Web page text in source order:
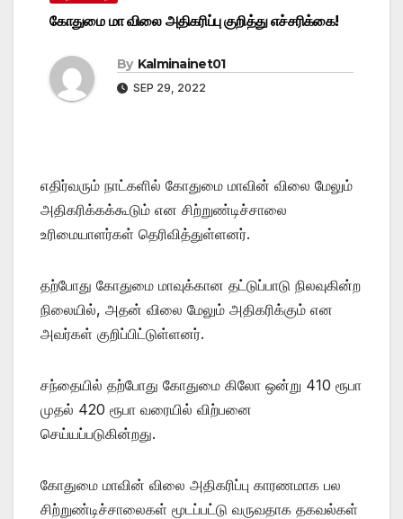
கோதுமை மா விலை அதிகரிப்பு குறித்து எச்சரிக்கை!
By Kalminainet01
SEP 29, 2022
எதிர்வரும் நாட்களில் கோதுமை மாவின் விலை மேலும்
அதிகரிக்கக்கூடும் என சிற்றுண்டிச்சாலை
உரிமையாளர்கள் தெரிவித்துள்ளனர்.
தற்போது கோதுமை மாவுக்கான தட்டுப்பாடு நிலவுகின்ற
நிலையில், அதன் விலை மேலும் அதிகரிக்கும் என
அவர்கள் குறிப்பிட்டுள்ளனர்.
சந்தையில் தற்போது கோதுமை கிலோ ஒன்று 410 ரூபா
முதல் 420 ரூபா வரையில் விற்பனை
செய்யப்படுகின்றது.
கோதுமை மாவின் விலை அதிகரிப்பு காரணமாக பல
சிற்றுண்டிச்சாலைகள் மூடப்பட்டு வருவதாக தகவல்கள்